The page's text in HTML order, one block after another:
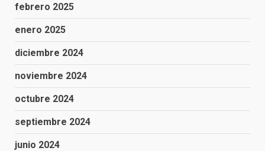
febrero 2025
enero 2025
diciembre 2024
noviembre 2024
octubre 2024
septiembre 2024
junio 2024